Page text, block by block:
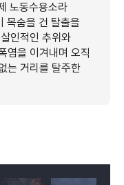
노동수용소라
목숨을 건 탈출을
인적인 추위와
염을 이겨내며 오직
는 거리를 탈주한